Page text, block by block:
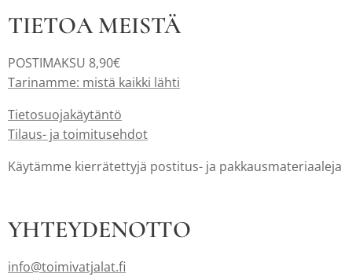
TIETOA MEISTÄ
POSTIMAKSU 8,90€
Tarinamme: mistä kaikki lähti
Tietosuojakäytäntö
Tilaus- ja toimitusehdot
Käytämme kierrätettyjä postitus- ja pakkausmateriaaleja
YHTEYDENOTTO
info@toimivatjalat.fi